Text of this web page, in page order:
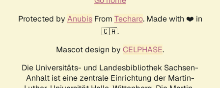
Protected by AnubisFrom Techaro. Made with ❤️ in
🇨🇦.
Mascot design by CELPHASE.
Die Universitäts- und Landesbibliothek Sachsen-
Anhalt ist eine zentrale Einrichtung der Martin-